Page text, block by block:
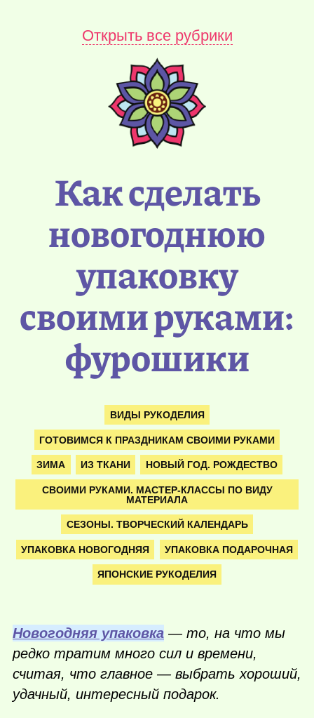
Открыть все рубрики
Как сделать
новогоднюю
упаковку
своими руками:
фурошики
ВИДЫ РУКОДЕЛИЯ
ГОТОВИМСЯ К ПРАЗДНИКАМ СВОИМИ РУКАМИ
ЗИМА ИЗ ТКАНИ НОВЫЙ ГОД. РОЖДЕСТВО
СВОИМИ РУКАМИ. МАСТЕР-КЛАССЫ ПО ВИДУ
МАТЕРИАЛА
СЕЗОНЫ. ТВОРЧЕСКИЙ КАЛЕНДАРЬ
УПАКОВКА НОВОГОДНЯЯ УПАКОВКА ПОДАРОЧНАЯ
ЯПОНСКИЕ РУКОДЕЛИЯ
Новогодняя упаковка — то, на что мы
редко тратим много сил и времени,
считая, что главное — выбрать хороший,
удачный, интересный подарок.